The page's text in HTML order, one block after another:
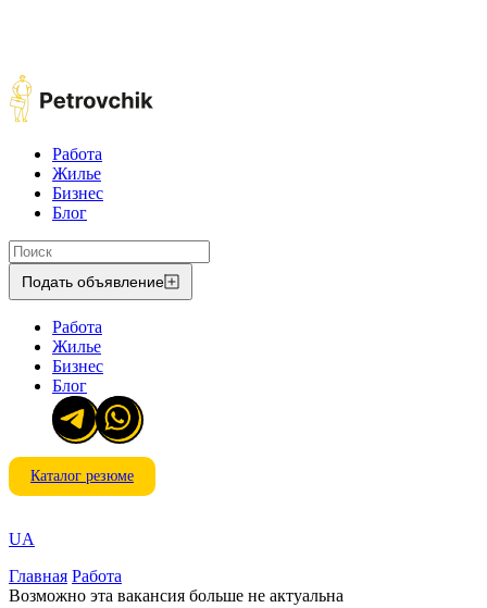
Работа
Жилье
Бизнес
Блог
Подать объявление
Работа
Жилье
Бизнес
Блог
Каталог резюме
UA
Главная Работа
Возможно эта вакансия больше не актуальна